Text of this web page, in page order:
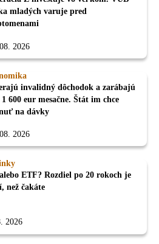
mladých varuje pred
2026
invalidný dôchodok a zarábajú
1 600 eur mesačne. Štát im chce
na dávky
2026
ETF? Rozdiel po 20 rokoch je
než čakáte
2026